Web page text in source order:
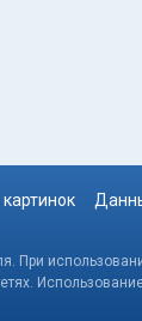
картинок
При